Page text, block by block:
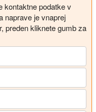
kontaktne podatke v
naprave je vnaprej
preden kliknete gumb za